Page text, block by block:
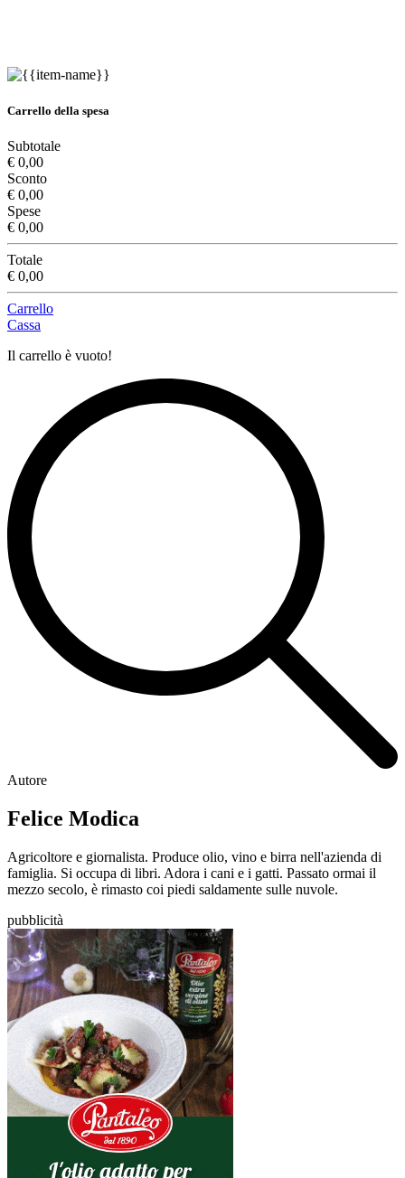
Carrello della spesa
Subtotale
€ 0,00
Sconto
€ 0,00
Spese
€ 0,00
Totale
€ 0,00
Carrello
Cassa
Il carrello è vuoto!
Autore
Felice Modica
Agricoltore e giornalista. Produce olio, vino e birra nell'azienda di
famiglia. Si occupa di libri. Adora i cani e i gatti. Passato ormai il
mezzo secolo, è rimasto coi piedi saldamente sulle nuvole.
pubblicità